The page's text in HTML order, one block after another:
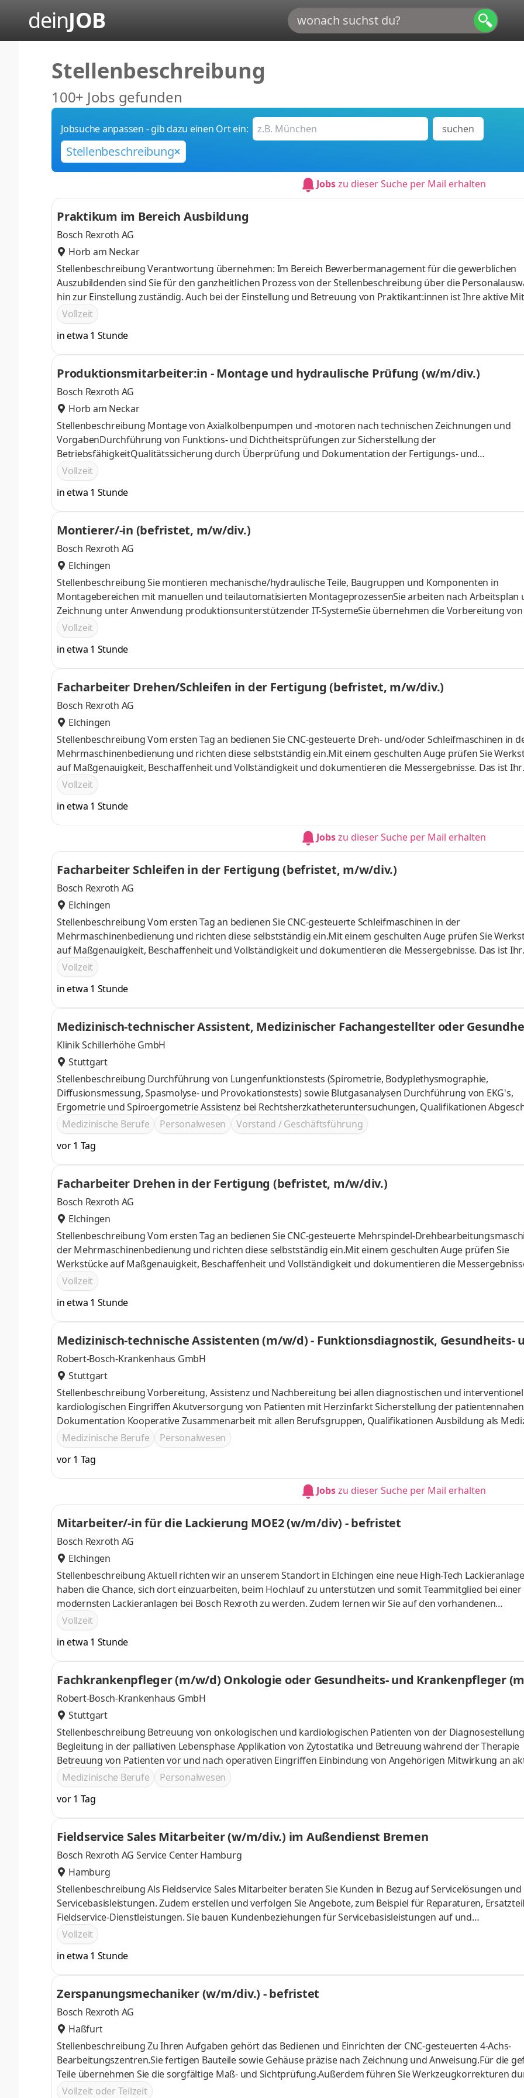
deinJOB
Stellenbeschreibung
100+ Jobs gefunden
Jobsuche anpassen - gib dazu einen Ort ein: suchen
Stellenbeschreibung
Jobszu dieser Suche per Mail erhalten
Praktikum im Bereich Ausbildung
Bosch Rexroth AG
Horb am Neckar
Stellenbeschreibung Verantwortung übernehmen: Im Bereich Bewerbermanagement für die gewerblichen
Auszubildenden sind Sie für den ganzheitlichen Prozess von der Stellenbeschreibung über die
hin zur Einstellung zuständig. Auch bei der Einstellung und Betreuung von Praktikant:innen ist Ihre aktive
gefragtDie Zukunft mitgestalten: Sie wirken bei der Planung und Organisation von Schülerpraktika, sowie bei
den "Einführungstagen" mitKooperation leben: Sie unterstützen bei der Vorbereitung und Betreuung von
Schulklassen und nehmen ggfs. an Berufsmessen teilIn die Praxis eintauchen: Zu ihren Aufgaben gehört die
selbstständige Bearbeitung von Projekten und Sie helfen
Vollzeit
in etwa 1 Stunde
Produktionsmitarbeiter:in - Montage und hydraulische Prüfung (w/m/div.)
Bosch Rexroth AG
Horb am Neckar
Stellenbeschreibung Montage von Axialkolbenpumpen und -motoren nach technischen Zeichnungen und
VorgabenDurchführung von Funktions- und Dichtheitsprüfungen zur Sicherstellung der
BetriebsfähigkeitQualitätssicherung durch Überprüfung und Dokumentation der Fertigungs- und
PrüfergebnisseBeginn: ab sofortDauer: 12 Monate
Vollzeit
in etwa 1 Stunde
Montierer/-in (befristet, m/w/div.)
Bosch Rexroth AG
Elchingen
Stellenbeschreibung Sie montieren mechanische/hydraulische Teile, Baugruppen und Komponenten in
Montagebereichen mit manuellen und teilautomatisierten MontageprozessenSie arbeiten nach Arbeitsplan
Zeichnung unter Anwendung produktionsunterstützender IT-SystemeSie übernehmen die Vorbereitung von
und Komponenten zur MontageSie führen Pflege-, Wartungs- und Reinigungsarbeiten nach Plan durchSie
verantwortlich für die gewissenhafte Durchführung von Qualitätssicherungsmaßnahmen nach Vorgabe
Vollzeit
in etwa 1 Stunde
Facharbeiter Drehen/Schleifen in der Fertigung (befristet, m/w/div.)
Bosch Rexroth AG
Elchingen
Stellenbeschreibung Vom ersten Tag an bedienen Sie CNC-gesteuerte Dreh- und/oder Schleifmaschinen in
Mehrmaschinenbedienung und richten diese selbstständig ein.Mit einem geschulten Auge prüfen Sie
auf Maßgenauigkeit, Beschaffenheit und Vollständigkeit und dokumentieren die Messergebnisse. Das ist Ihr
wichtiger Beitrag, die hervorragende Qualität unserer Produkte sicherzustellen.Für unsere einwandfreien
führen Sie Werkzeugkorrekturen durch und sind für den Werkzeugwechsel zuständig.Auch übernehmen Sie
Wartungs- und Reinigungsarbeiten sowie die Behebung kleinerer Maschinenstörungen nach Vorgabe.
Vollzeit
in etwa 1 Stunde
Jobszu dieser Suche per Mail erhalten
Facharbeiter Schleifen in der Fertigung (befristet, m/w/div.)
Bosch Rexroth AG
Elchingen
Stellenbeschreibung Vom ersten Tag an bedienen Sie CNC-gesteuerte Schleifmaschinen in der
Mehrmaschinenbedienung und richten diese selbstständig ein.Mit einem geschulten Auge prüfen Sie
auf Maßgenauigkeit, Beschaffenheit und Vollständigkeit und dokumentieren die Messergebnisse. Das ist Ihr
wichtiger Beitrag, die hervorragende Qualität unserer Produkte sicherzustellen.Für unsere einwandfreien
führen Sie Werkzeugkorrekturen durch und sind für den Werkzeugwechsel zuständig.Auch übernehmen Sie
Wartungs- und Reinigungsarbeiten sowie die Behebung kleinerer Maschinenstörungen nach Vorgabe.
Vollzeit
in etwa 1 Stunde
Medizinisch-technischer Assistent, Medizinischer Fachangestellter oder
(m/w/d) Lungenfunktion
Klinik Schillerhöhe GmbH
Stuttgart
Stellenbeschreibung Durchführung von Lungenfunktionstests (Spirometrie, Bodyplethysmographie,
Diffusionsmessung, Spasmolyse- und Provokationstests) sowie Blutgasanalysen Durchführung von EKG's,
Ergometrie und Spiroergometrie Assistenz bei Rechtsherzkatheteruntersuchungen, Qualifikationen
Ausbildung als MTA-F, MFA, GKP (m/w/d) oder in einem anderen medizinischen Beruf Erfahrung im Bereich der
Lungenfunktion Empathischer und verständnisvoller Umgang mit Patient/-innen und Angehörigen
Medizinische Berufe Personalwesen
Vorstand / Geschäftsführung
vor 1 Tag
Facharbeiter Drehen in der Fertigung (befristet, m/w/div.)
Bosch Rexroth AG
Elchingen
Stellenbeschreibung Vom ersten Tag an bedienen Sie CNC-gesteuerte Mehrspindel-
der Mehrmaschinenbedienung und richten diese selbstständig ein.Mit einem geschulten Auge prüfen Sie
Werkstücke auf Maßgenauigkeit, Beschaffenheit und Vollständigkeit und dokumentieren die
Ihr wichtiger Beitrag, die hervorragende Qualität unserer Produkte sicherzustellen.Für unsere einwandfreien
Produkte führen Sie Werkzeugkorrekturen durch und sind für den Werkzeugwechsel zuständig.Auch
Sie Pflege-, Wartungs- und Reinigungsarbeiten sowie die Behebung kleinerer Maschinenstörungen nach
Vollzeit
in etwa 1 Stunde
Medizinisch-technische Assistenten (m/w/d) - Funktionsdiagnostik, Gesundheits-
w/d), Medizinisch-technische Radiologieassistenten (m/w/d) für unser
Robert-Bosch-Krankenhaus GmbH
Stuttgart
Stellenbeschreibung Vorbereitung, Assistenz und Nachbereitung bei allen diagnostischen und
kardiologischen Eingriffen Akutversorgung von Patienten mit Herzinfarkt Sicherstellung der patientennahen
Dokumentation Kooperative Zusammenarbeit mit allen Berufsgruppen, Qualifikationen Ausbildung als
technischer Assistent - Funktionsdiagnostik (m/w/d), Medizinisch-technischer Radiologieassistent (m/w/d)
Gesundheits- und Krankenpflege
Medizinische Berufe
Personalwesen
vor 1 Tag
Jobszu dieser Suche per Mail erhalten
Mitarbeiter/-in für die Lackierung MOE2 (w/m/div) - befristet
Bosch Rexroth AG
Elchingen
Stellenbeschreibung Aktuell richten wir an unserem Standort in Elchingen eine neue High-Tech
haben die Chance, sich dort einzuarbeiten, beim Hochlauf zu unterstützen und somit Teammitglied bei
modernsten Lackieranlagen bei Bosch Rexroth zu werden. Zudem lernen wir Sie auf den vorhandenen
Produktionsanlagen ein, so dass Sie im Lackierteam vollumfänglich unterstützen können. Dabei haben Sie
anderem folgende Aufgaben:Sie verschließen die bereitgestellten Einheiten nach Vorgabe mittels Schrauben
Flanschabdeckungen.Sie trocknen Einheiten nach dem Waschprozess manuell und maskieren/demaskieren
Vorgaben.Sie übergeben Einheiten nach
Vollzeit
in etwa 1 Stunde
Fachkrankenpfleger (m/w/d) Onkologie oder Gesundheits- und Krankenpfleger
näre Wahlleistungsstation für Häma/Onko, Gastro und Allgemein- und
Robert-Bosch-Krankenhaus GmbH
Stuttgart
Stellenbeschreibung Betreuung von onkologischen und kardiologischen Patienten von der
Begleitung in der palliativen Lebensphase Applikation von Zytostatika und Betreuung während der Therapie
Betreuung von Patienten vor und nach operativen Eingriffen Einbindung von Angehörigen Mitwirkung an
Qualitätsmanagement, Qualifikationen Ausbildung in der Gesundheits- und Krankenpflege, gerne mit
Berufserfahrung im Bereich der Onkologie
Medizinische Berufe
Personalwesen
vor 1 Tag
Fieldservice Sales Mitarbeiter (w/m/div.) im Außendienst Bremen
Bosch Rexroth AG Service Center Hamburg
Hamburg
Stellenbeschreibung Als Fieldservice Sales Mitarbeiter beraten Sie Kunden in Bezug auf Servicelösungen und
Servicebasisleistungen. Zudem erstellen und verfolgen Sie Angebote, zum Beispiel für Reparaturen,
Fieldservice-Dienstleistungen. Sie bauen Kundenbeziehungen für Servicebasisleistungen auf und
pflegen diese.Außerdem führen Sie komplexe Reparaturen, Inbetriebnahmen, Inspektionen und Wartungen
elektro-hydraulischen Anlagen und Systemen durch.Nicht zuletzt sind Sie für die Durchführung von
und Retrofit- und Modernisierungsprojekten zuständig.
Vollzeit
in etwa 1 Stunde
Zerspanungsmechaniker (w/m/div.) - befristet
Bosch Rexroth AG
Haßfurt
Stellenbeschreibung Zu Ihren Aufgaben gehört das Bedienen und Einrichten der CNC-gesteuerten 4-Achs-
Bearbeitungszentren.Sie fertigen Bauteile sowie Gehäuse präzise nach Zeichnung und Anweisung.Für die
Teile übernehmen Sie die sorgfältige Maß- und Sichtprüfung.Außerdem führen Sie Werkzeugkorrekturen
sind für den Werkzeugwechsel zuständig, um die einwandfreie Qualität unserer Produkte
Vollzeit oder Teilzeit